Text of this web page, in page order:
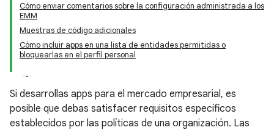
Cómo enviar comentarios sobre la configuración administrada a los
EMM
Muestras de código adicionales
Cómo incluir apps en una lista de entidades permitidas o
bloquearlas en el perfil personal
Si desarrollas apps para el mercado empresarial, es
posible que debas satisfacer requisitos específicos
establecidos por las políticas de una organización. Las